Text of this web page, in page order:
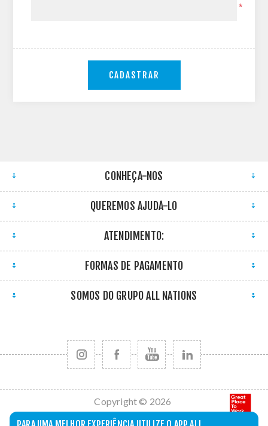
*
CADASTRAR
CONHEÇA-NOS
QUEREMOS AJUDÁ-LO
ATENDIMENTO:
FORMAS DE PAGAMENTO
SOMOS DO GRUPO ALL NATIONS
Copyright © 2026
All Nations. Todos